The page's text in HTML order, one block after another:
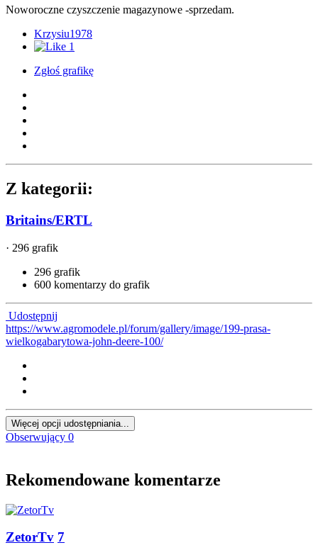
Noworoczne czyszczenie magazynowe -sprzedam.
Krzysiu1978
1
Zgłoś grafikę
Z kategorii:
Britains/ERTL
· 296 grafik
296 grafik
600 komentarzy do grafik
Udostępnij
https://www.agromodele.pl/forum/gallery/image/199-prasa-
wielkogabarytowa-john-deere-100/
Więcej opcji udostępniania...
Obserwujący 0
Rekomendowane komentarze
ZetorTv 7